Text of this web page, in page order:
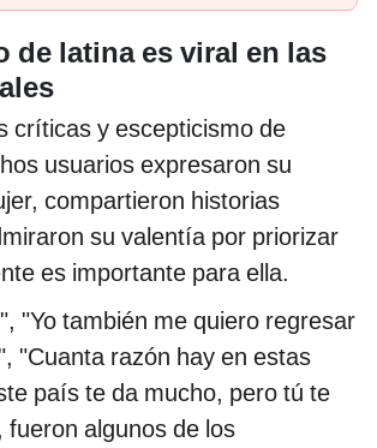
de latina es viral en las
críticas y escepticismo de
usuarios expresaron su
compartieron historias
su valentía por priorizar
es importante para ella.
"Yo también me quiero regresar
"Cuanta razón hay en estas
país te da mucho, pero tú te
fueron algunos de los